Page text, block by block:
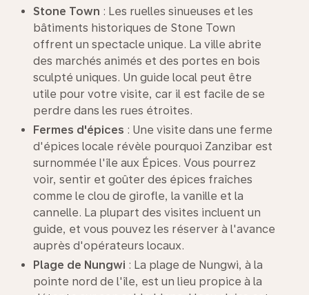
Stone Town : Les ruelles sinueuses et les
bâtiments historiques de Stone Town
offrent un spectacle unique. La ville abrite
des marchés animés et des portes en bois
sculpté uniques. Un guide local peut être
utile pour votre visite, car il est facile de se
perdre dans les rues étroites.
Fermes d'épices : Une visite dans une ferme
d'épices locale révèle pourquoi Zanzibar est
surnommée l'île aux Épices. Vous pourrez
voir, sentir et goûter des épices fraîches
comme le clou de girofle, la vanille et la
cannelle. La plupart des visites incluent un
guide, et vous pouvez les réserver à l'avance
auprès d'opérateurs locaux.
Plage de Nungwi : La plage de Nungwi, à la
pointe nord de l'île, est un lieu propice à la